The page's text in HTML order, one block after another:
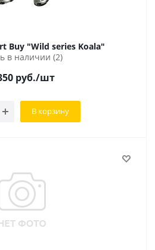
Buy "Wild series Koala"
в наличии (2)
руб./шт
В корзину